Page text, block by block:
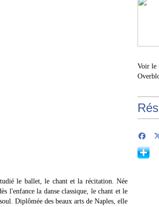
le ballet, le chant et la récitation. Née
l'enfance la danse classique, le chant et le
Diplômée des beaux arts de Naples, elle
Voir le